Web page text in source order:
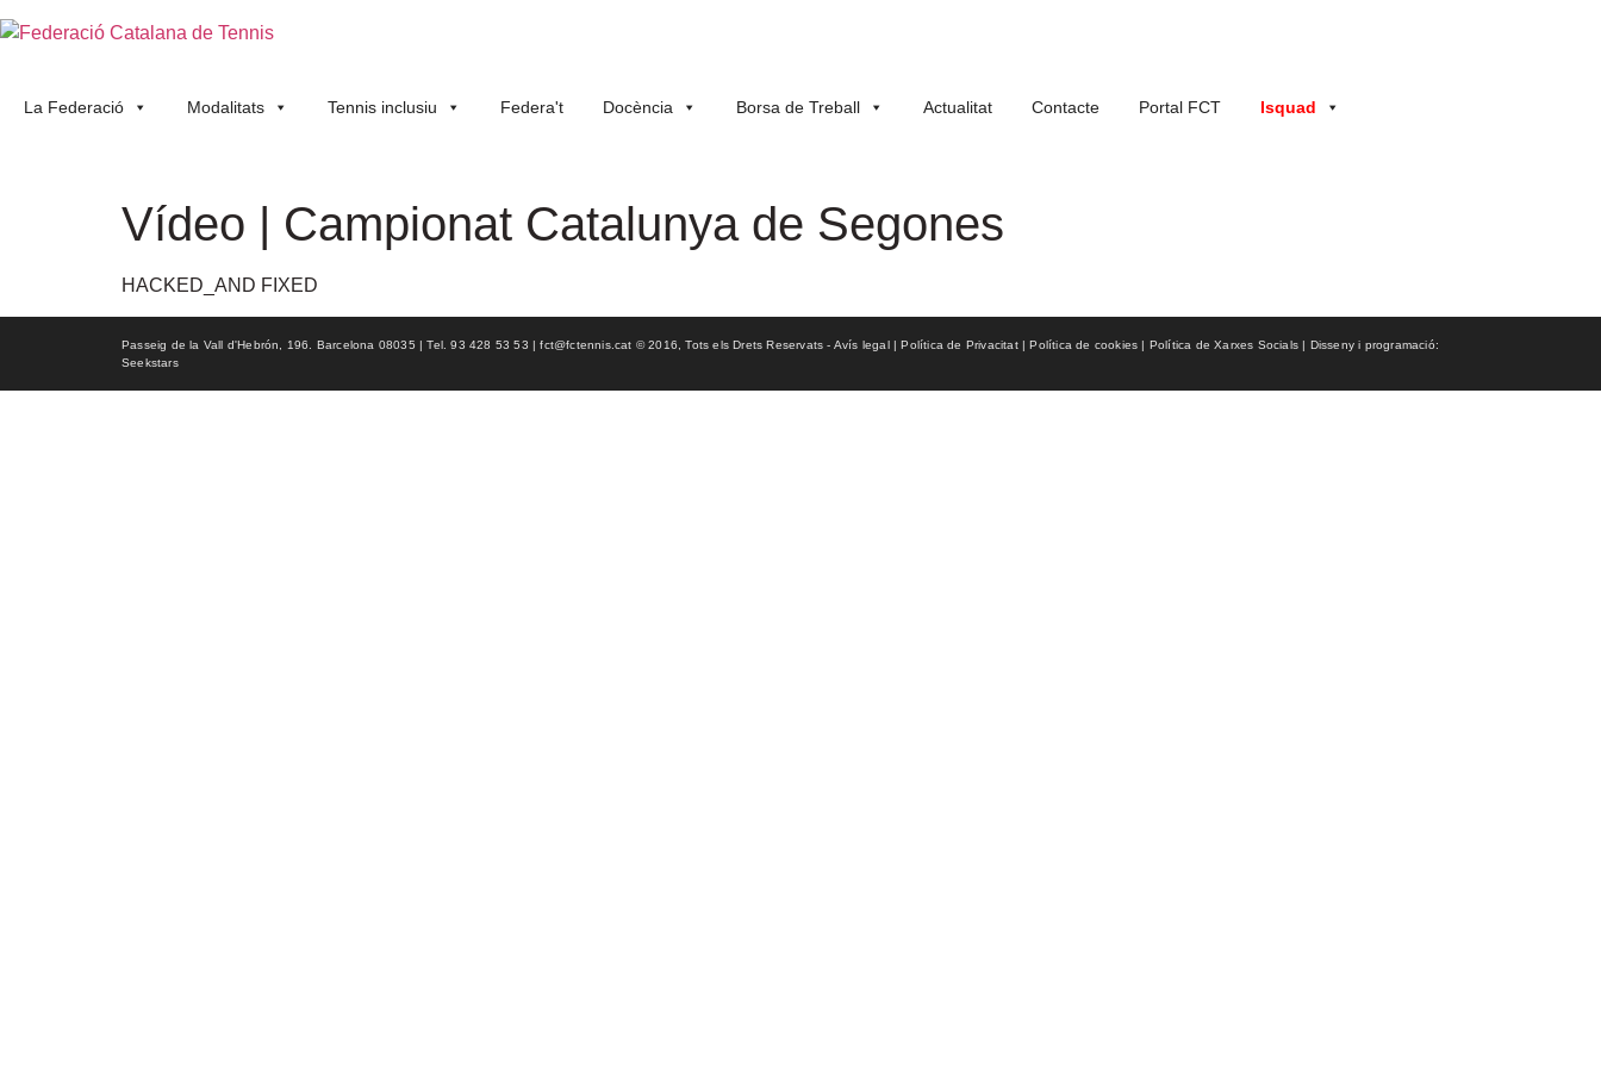
La Federació Modalitats Tennis inclusiu Federa't Docència Borsa de Treball Actualitat Contacte Portal FCT Isquad
Vídeo | Campionat Catalunya de Segones
HACKED_AND FIXED
Passeig de la Vall d'Hebrón, 196. Barcelona 08035 | Tel. 93 428 53 53 | fct@fctennis.cat © 2016, Tots els Drets Reservats - Avís legal | Política de Privacitat | Política de cookies | Política de Xarxes Socials | Disseny i programació:
Seekstars